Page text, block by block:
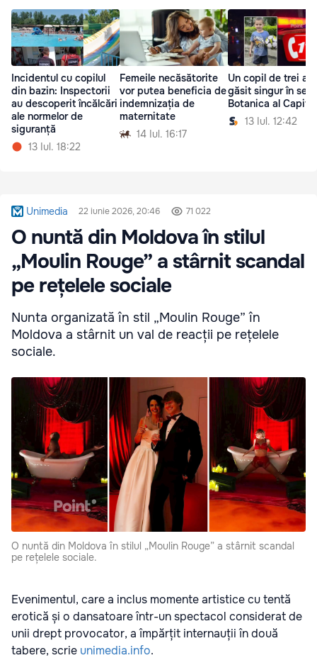
Incidentul cu copilul
din bazin: Inspectorii
au descoperit încălcări
ale normelor de
siguranță
13 Iul. 18:22
Femeile necăsătorite
vor putea beneficia de
indemnizația de
maternitate
14 Iul. 16:17
Un copil de trei
găsit singur în
Botanica al
13 Iul. 12:42
Unimedia 22 iunie 2026, 20:46 71 022
O nuntă din Moldova în stilul
„Moulin Rouge” a stârnit scandal
pe rețelele sociale
Nunta organizată în stil „Moulin Rouge” în
Moldova a stârnit un val de reacții pe rețelele
sociale.
O nuntă din Moldova în stilul „Moulin Rouge” a stârnit scandal
pe rețelele sociale.
Evenimentul, care a inclus momente artistice cu tentă
erotică și o dansatoare într-un spectacol considerat de
unii drept provocator, a împărțit internauții în două
tabere, scrie unimedia.info.